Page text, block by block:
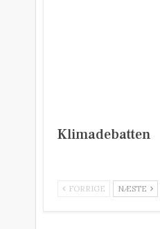
Klimadebatten
FORRIGE NÆSTE